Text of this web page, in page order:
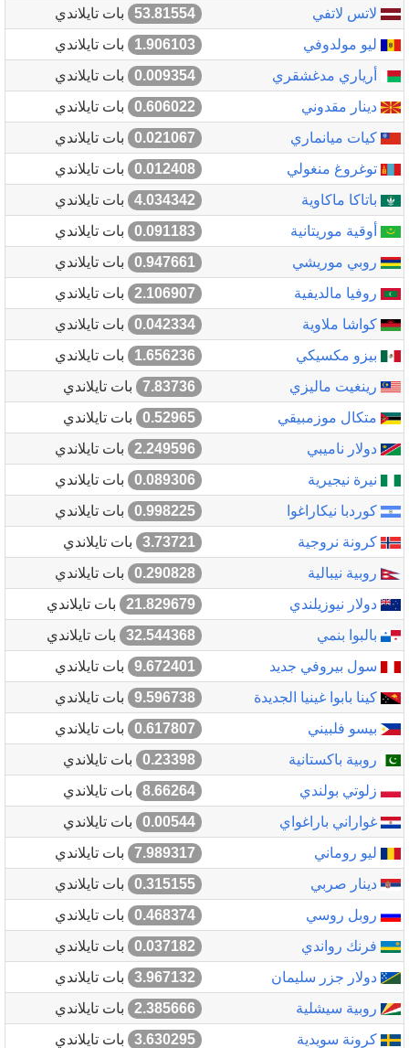
لاتس لاتفي
53.81554
بات تايلاندي
ليو مولدوفي
1.906103
بات تايلاندي
أرياري مدغشقري
0.009354
بات تايلاندي
دينار مقدوني
0.606022
بات تايلاندي
كيات ميانماري
0.021067
بات تايلاندي
توغروغ منغولي
0.012408
بات تايلاندي
باتاكا ماكاوية
4.034342
بات تايلاندي
أوقية موريتانية
0.091183
بات تايلاندي
روبي موريشي
0.947661
بات تايلاندي
روفيا مالديفية
2.106907
بات تايلاندي
كواشا ملاوية
0.042334
بات تايلاندي
بيزو مكسيكي
1.656236
بات تايلاندي
رينغيت ماليزي
7.83736
بات تايلاندي
متكال موزمبيقي
0.52965
بات تايلاندي
دولار ناميبي
2.249596
بات تايلاندي
نيرة نيجيرية
0.089306
بات تايلاندي
كوردبا نيكاراغوا
0.998225
بات تايلاندي
كرونة نروجية
3.73721
بات تايلاندي
روبية نيبالية
0.290828
بات تايلاندي
دولار نيوزيلندي
21.829679
بات تايلاندي
بالبوا بنمي
32.544368
بات تايلاندي
سول بيروفي جديد
9.672401
بات تايلاندي
كينا بابوا غينيا الجديدة
9.596738
بات تايلاندي
بيسو فلبيني
0.617807
بات تايلاندي
روبية باكستانية
0.23398
بات تايلاندي
زلوتي بولندي
8.66264
بات تايلاندي
غواراني باراغواي
0.00544
بات تايلاندي
ليو روماني
7.989317
بات تايلاندي
دينار صربي
0.315155
بات تايلاندي
روبل روسي
0.468374
بات تايلاندي
فرنك رواندي
0.037182
بات تايلاندي
دولار جزر سليمان
3.967132
بات تايلاندي
روبية سيشلية
2.385666
بات تايلاندي
كرونة سويدية
3.630295
بات تايلاندي